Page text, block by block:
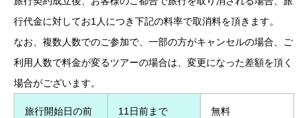
行代金に対してお1人につき下記の料率で取消料を頂きます。
なお、複数人数でのご参加で、一部の方がキャンセルの場合、ご
利用人数で料金が変るツアーの場合は、変更になった差額を頂く
場合がございます。
旅行開始日の前
11日前まで 無料